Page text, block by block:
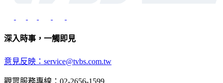
深入時事，一觸即見
意見反映：service@tvbs.com.tw
觀眾服務專線：02-2656-1599